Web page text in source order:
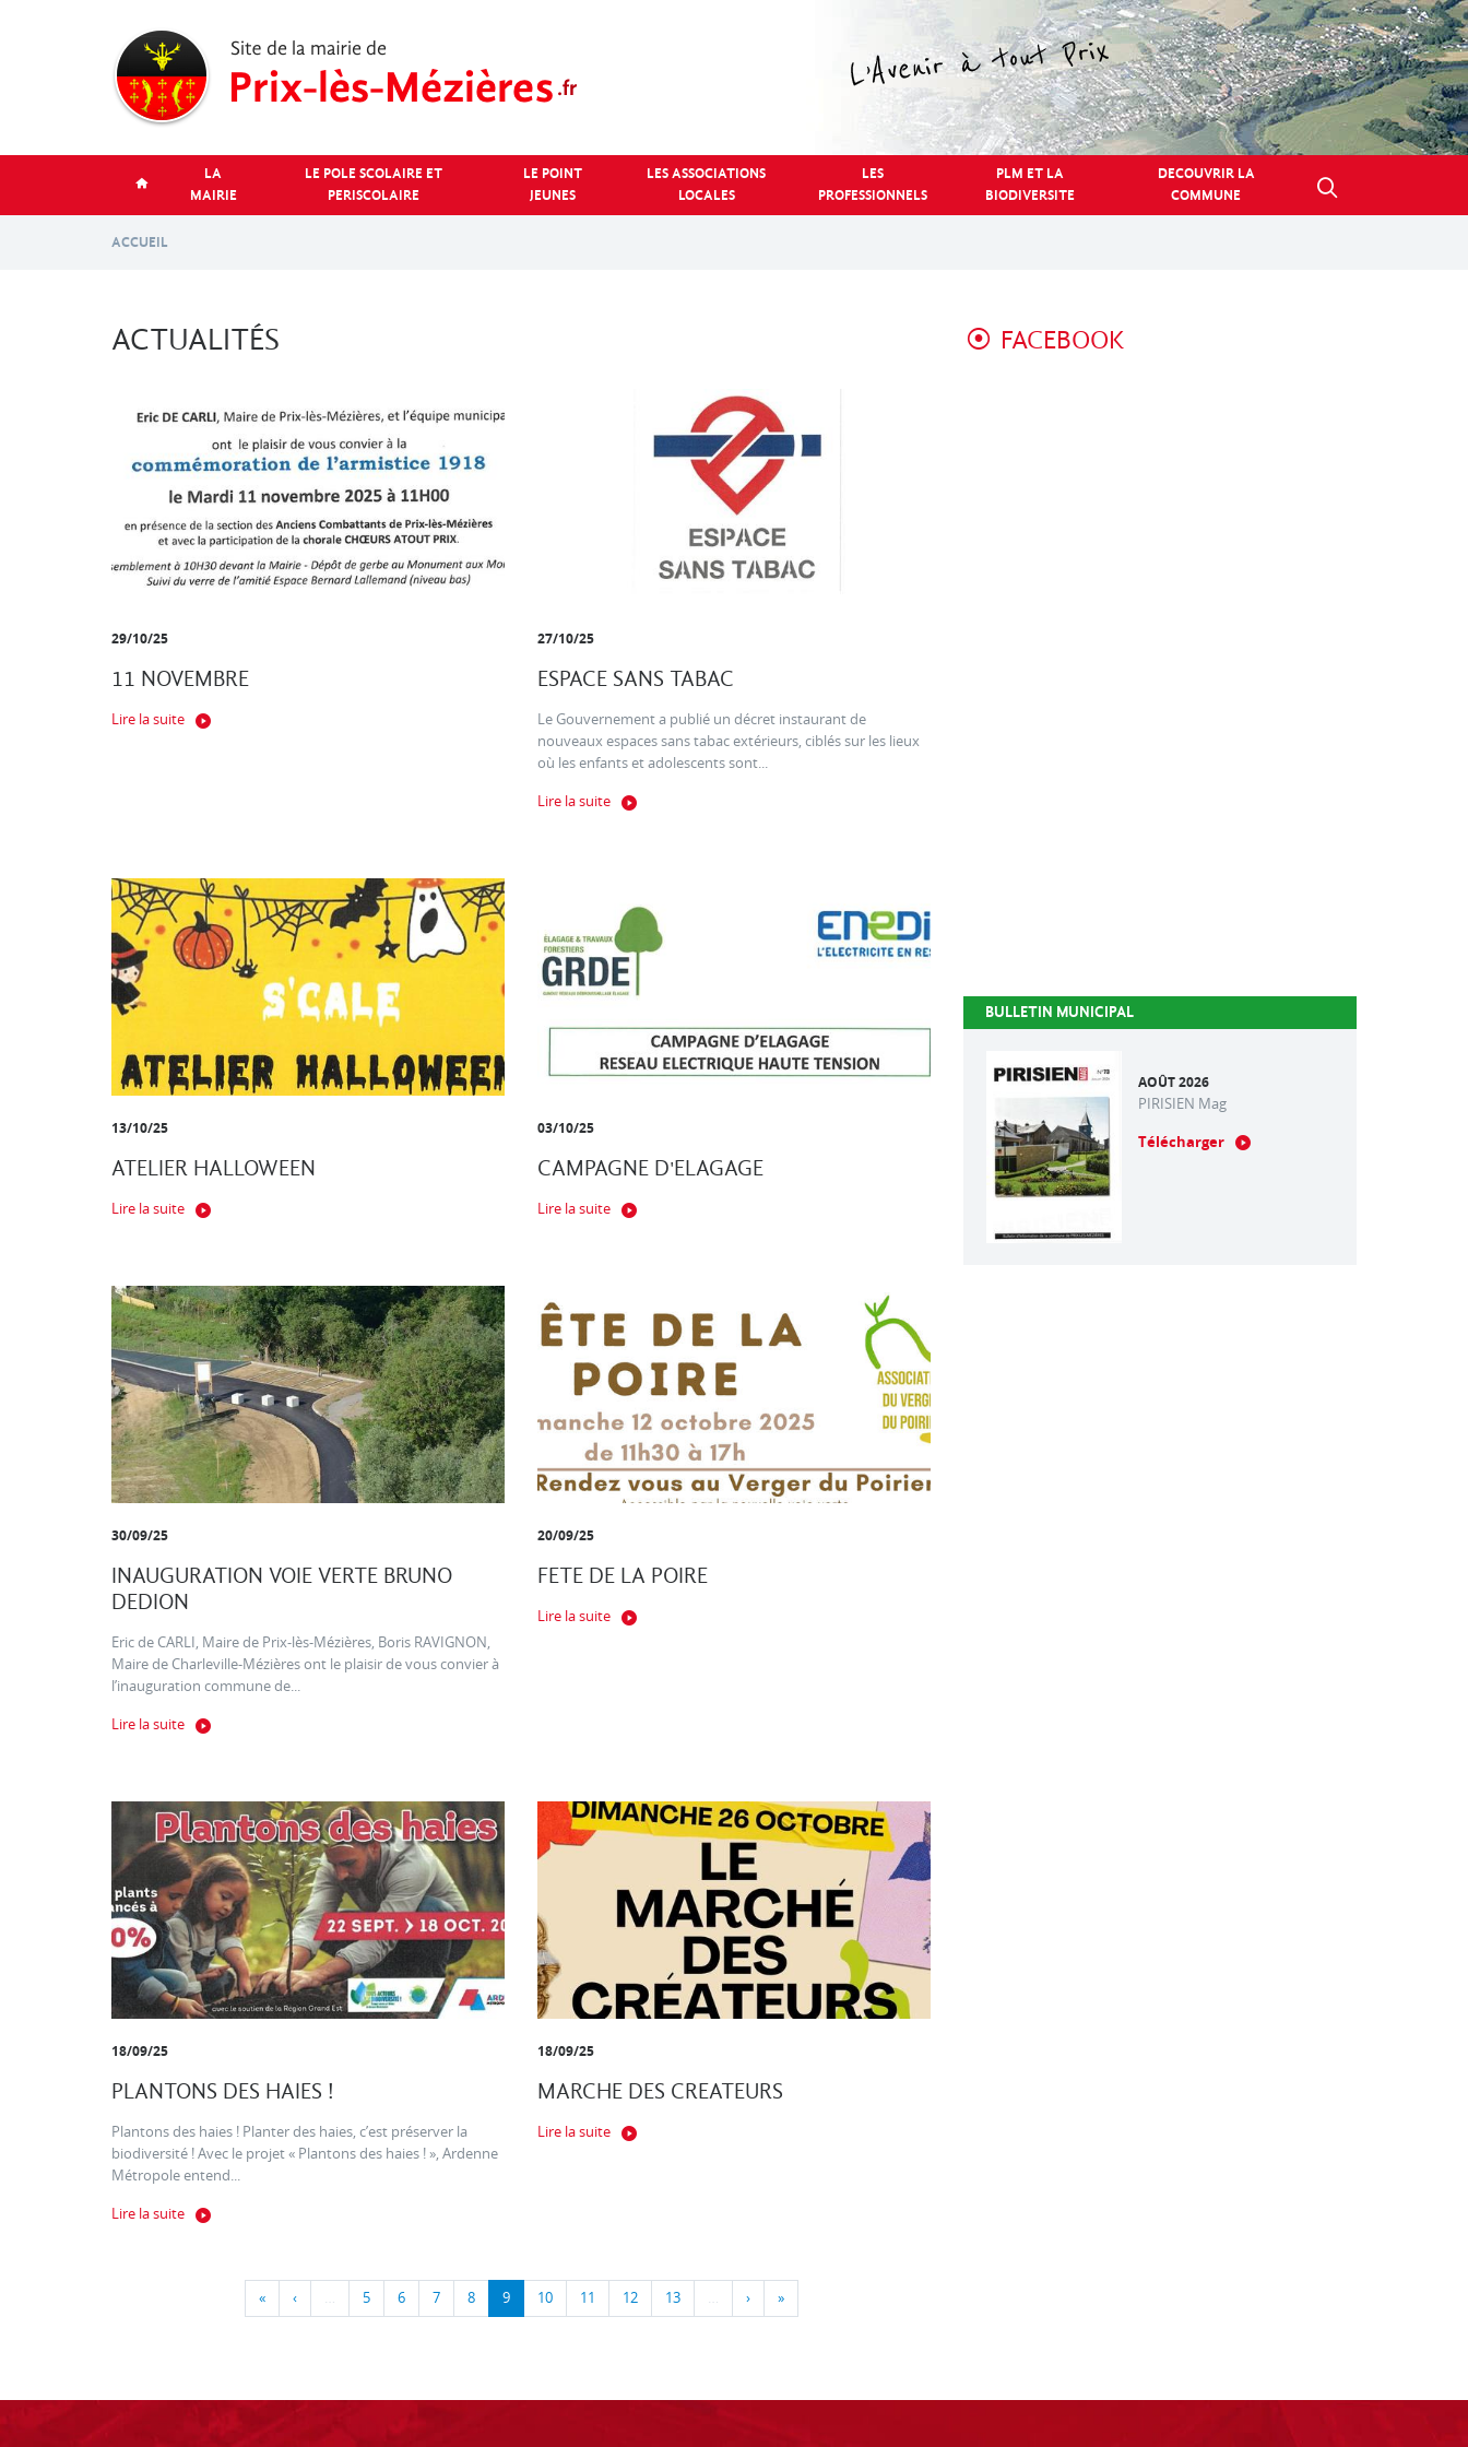
LA
MAIRIE
LE POLE SCOLAIRE ET
PERISCOLAIRE
LE POINT
JEUNES
LES ASSOCIATIONS
LOCALES
LES
PROFESSIONNELS
PLM ET LA
BIODIVERSITE
DECOUVRIR LA
COMMUNE
ACCUEIL
ACTUALITÉS
29/10/25
11 NOVEMBRE
Lire la suite
27/10/25
ESPACE SANS TABAC
Le Gouvernement a publié un décret instaurant de
nouveaux espaces sans tabac extérieurs, ciblés sur les lieux
où les enfants et adolescents sont...
Lire la suite
13/10/25
ATELIER HALLOWEEN
Lire la suite
03/10/25
CAMPAGNE D'ELAGAGE
Lire la suite
30/09/25
INAUGURATION VOIE VERTE BRUNO
DEDION
Eric de CARLI, Maire de Prix-lès-Mézières, Boris RAVIGNON,
Maire de Charleville-Mézières ont le plaisir de vous convier à
l’inauguration commune de...
Lire la suite
20/09/25
FETE DE LA POIRE
Lire la suite
18/09/25
PLANTONS DES HAIES !
Plantons des haies ! Planter des haies, c’est préserver la
biodiversité ! Avec le projet « Plantons des haies ! », Ardenne
Métropole entend...
Lire la suite
18/09/25
MARCHE DES CREATEURS
Lire la suite
« ‹ … 5 6 7 8 9 10 11 12 13 … › »
FACEBOOK
BULLETIN MUNICIPAL
AOÛT 2026
PIRISIEN Mag
Télécharger